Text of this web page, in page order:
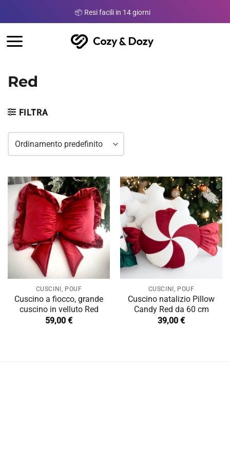
📦 Resi facili in 14 giorni
Red
FILTRA
CUSCINI, POUF
Cuscino a fiocco, grande
cuscino in velluto Red
59,00 €
CUSCINI, POUF
Cuscino natalizio Pillow
Candy Red da 60 cm
39,00 €